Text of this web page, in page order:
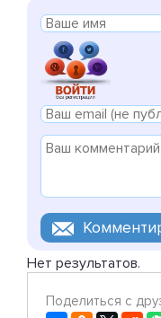
Нет результатов.
Поделиться с